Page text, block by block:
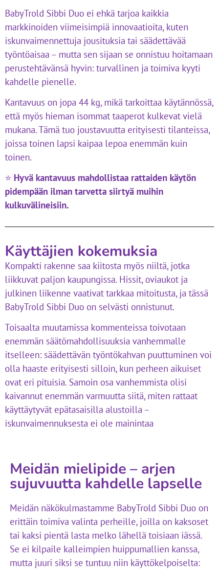
BabyTrold Sibbi Duo ei ehkä tarjoa kaikkia
markkinoiden viimeisimpiä innovaatioita, kuten
iskunvaimennettuja jousituksia tai säädettävää
työntöaisaa – mutta sen sijaan se onnistuu hoitamaan
perustehtävänsä hyvin: turvallinen ja toimiva kyyti
kahdelle pienelle.
Kantavuus on jopa 44 kg, mikä tarkoittaa käytännössä,
että myös hieman isommat taaperot kulkevat vielä
mukana. Tämä tuo joustavuutta erityisesti tilanteissa,
joissa toinen lapsi kaipaa lepoa enemmän kuin
toinen.
⭐ Hyvä kantavuus mahdollistaa rattaiden käytön
pidempään ilman tarvetta siirtyä muihin
kulkuvälineisiin.
Käyttäjien kokemuksia
Kompakti rakenne saa kiitosta myös niiltä, jotka
liikkuvat paljon kaupungissa. Hissit, oviaukot ja
julkinen liikenne vaativat tarkkaa mitoitusta, ja tässä
BabyTrold Sibbi Duo on selvästi onnistunut.
Toisaalta muutamissa kommenteissa toivotaan
enemmän säätömahdollisuuksia vanhemmalle
itselleen: säädettävän työntökahvan puuttuminen voi
olla haaste erityisesti silloin, kun perheen aikuiset
ovat eri pituisia. Samoin osa vanhemmista olisi
kaivannut enemmän varmuutta siitä, miten rattaat
käyttäytyvät epätasaisilla alustoilla –
iskunvaimennuksesta ei ole mainintaa
Meidän mielipide – arjen
sujuvuutta kahdelle lapselle
Meidän näkökulmastamme BabyTrold Sibbi Duo on
erittäin toimiva valinta perheille, joilla on kaksoset
tai kaksi pientä lasta melko lähellä toisiaan iässä.
Se ei kilpaile kalleimpien huippumallien kanssa,
mutta juuri siksi se tuntuu niin käyttökelpoiselta: